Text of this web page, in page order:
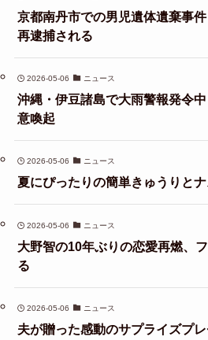
京都南丹市での男児遺体遺棄事
再逮捕される
2026-05-06 ニュース
沖縄・伊豆諸島で大雨警報発令
意喚起
2026-05-06 ニュース
夏にぴったりの簡単きゅうりと
2026-05-06 ニュース
大野智の10年ぶりの恋愛再燃、
る
2026-05-06 ニュース
夫が贈った感動のサプライズプ